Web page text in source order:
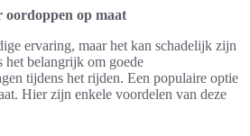
oordoppen op maat
ervaring, maar het kan schadelijk zijn
het belangrijk om goede
tijdens het rijden. Een populaire optie
Hier zijn enkele voordelen van deze